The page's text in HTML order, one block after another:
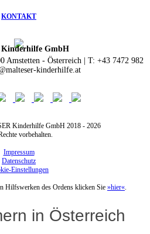
KONTAKT
Kinderhilfe GmbH
Amstetten - Österreich | T: +43 7472 982
kinderhilfe.at
Kinderhilfe GmbH 2018 - 2026
vorbehalten.
Impressum
Datenschutz
Einstellungen
Hilfswerken des Ordens klicken Sie »hier«
in Österreich